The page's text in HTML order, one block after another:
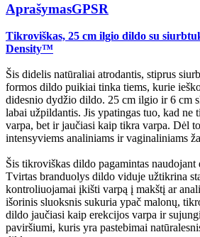
AprašymasGPSR
Tikroviškas, 25 cm ilgio dildo su
Density™
Šis didelis natūraliai atrodantis, stiprus
formos dildo puikiai tinka tiems, kurie
didesnio dydžio dildo. 25 cm ilgio ir 6 cm
labai užpildantis. Jis ypatingas tuo, kad ne
varpa, bet ir jaučiasi kaip tikra varpa. Dėl
intensyviems analiniams ir vaginaliniams
Šis tikroviškas dildo pagamintas
Tvirtas branduolys dildo viduje užtikrina
kontroliuojamai įkišti varpą į makštį ar
išorinis sluoksnis sukuria ypač malonų,
dildo jaučiasi kaip erekcijos varpa ir
paviršiumi, kuris yra pastebimai